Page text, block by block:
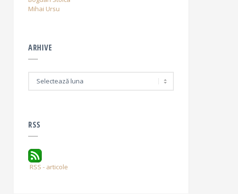
Mihai Ursu
ARHIVE
RSS
RSS - articole